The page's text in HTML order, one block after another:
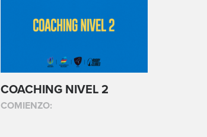
COACHING NIVEL 2
COMIENZO: